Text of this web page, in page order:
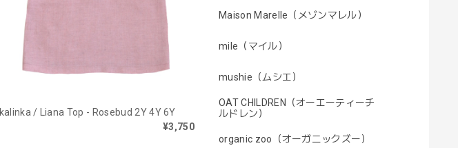
Maison Marelle（メゾンマレル）
mile（マイル）
mushie（ムシエ）
OAT CHILDREN（オーエーティーチ
ルドレン）
organic zoo（オーガニックズー）
kalinka / Liana Top - Rosebud 2Y 4Y 6Y
¥3,750